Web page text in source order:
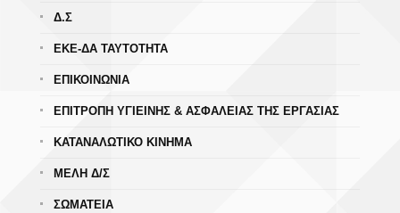
Δ.Σ
ΕΚΕ-ΔΑ ΤΑΥΤΟΤΗΤΑ
ΕΠΙΚΟΙΝΩΝΙΑ
ΕΠΙΤΡΟΠΗ ΥΓΙΕΙΝΗΣ & ΑΣΦΑΛΕΙΑΣ ΤΗΣ ΕΡΓΑΣΙΑΣ
ΚΑΤΑΝΑΛΩΤΙΚΟ ΚΙΝΗΜΑ
ΜΕΛΗ Δ/Σ
ΣΩΜΑΤΕΙΑ